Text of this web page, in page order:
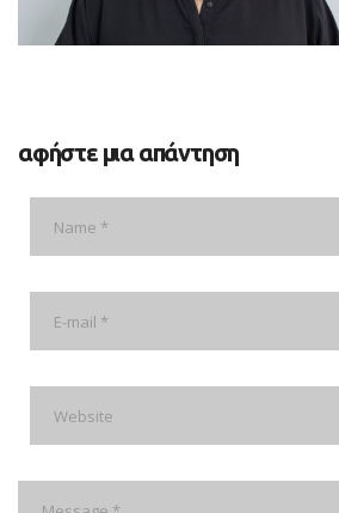
αφήστε μια απάντηση